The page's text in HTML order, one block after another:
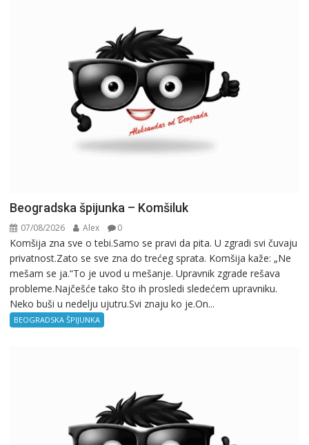
Beogradska špijunka – Komšiluk
07/08/2026 Alex 0
Komšija zna sve o tebi.Samo se pravi da pita. U zgradi svi čuvaju
privatnost.Zato se sve zna do trećeg sprata. Komšija kaže: „Ne
mešam se ja.“To je uvod u mešanje. Upravnik zgrade rešava
probleme.Najčešće tako što ih prosledi sledećem upravniku.
Neko buši u nedelju ujutru.Svi znaju ko je.On...
BEOGRADSKA ŠPIJUNKA